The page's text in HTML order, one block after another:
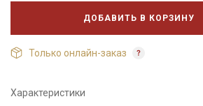
ДОБАВИТЬ В КОРЗИНУ
Только онлайн-заказ
Характеристики